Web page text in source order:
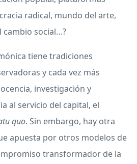
radical, mundo del arte,
cambio social…?
tiene tradiciones
y cada vez más
investigación y
al servicio del capital, el
quo. Sin embargo, hay otra
apuesta por otros modelos de
transformador de la